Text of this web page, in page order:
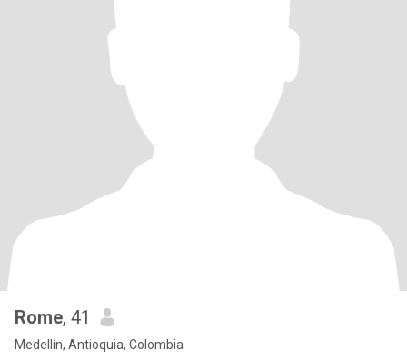
Rome, 41
Medellín, Antioquia, Colombia